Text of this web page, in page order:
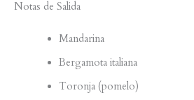
Notas de Salida
Mandarina
Bergamota italiana
Toronja (pomelo)